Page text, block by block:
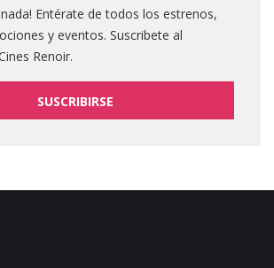
Entérate de todos los estrenos,
y eventos. Suscribete al
Renoir.
SUSCRIBIRSE